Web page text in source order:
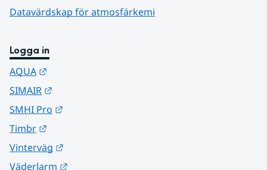
Datavärdskap för atmosfärkemi
Logga in
AQUA
SIMAIR
SMHI Pro
Timbr
Vinterväg
Väderlarm